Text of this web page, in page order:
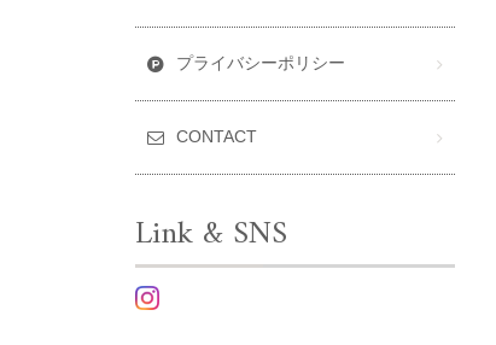
プライバシーポリシー
CONTACT
Link & SNS